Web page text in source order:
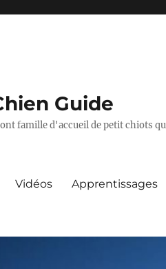
Guide
famille d'accueil de petit chiots
Vidéos Apprentissages